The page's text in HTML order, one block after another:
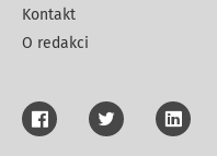
Kontakt
O redakci